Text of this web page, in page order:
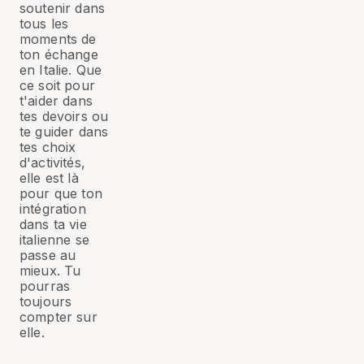
soutenir dans
tous les
moments de
ton échange
en Italie. Que
ce soit pour
t'aider dans
tes devoirs ou
te guider dans
tes choix
d'activités,
elle est là
pour que ton
intégration
dans ta vie
italienne se
passe au
mieux. Tu
pourras
toujours
compter sur
elle.